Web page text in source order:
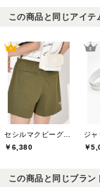
この商品と同じアイテ
￥6,380
￥
この商品と同じブラン